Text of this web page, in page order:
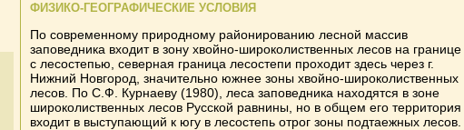
ФИЗИКО-ГЕОГРАФИЧЕСКИЕ УСЛОВИЯ
По современному природному районированию лесной массив
заповедника входит в зону хвойно-широколиственных лесов на границе
с лесостепью, северная граница лесостепи проходит здесь через г.
Нижний Новгород, значительно южнее зоны хвойно-широколиственных
лесов. По С.Ф. Курнаеву (1980), леса заповедника находятся в зоне
широколиственных лесов Русской равнины, но в общем его территория
входит в выступающий к югу в лесостепь отрог зоны подтаежных лесов.